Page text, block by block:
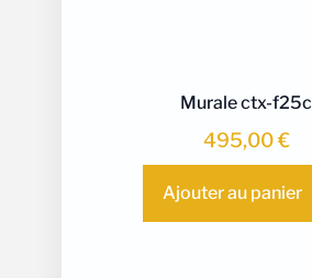
Murale ctx-f25c
495,00€
Ajouter au panier